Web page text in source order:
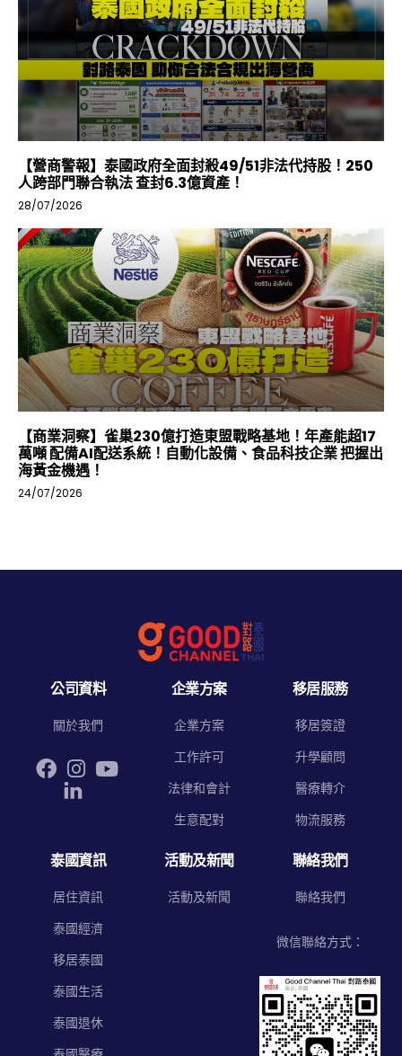
【營商警報】泰國政府全面封殺49/51非法代持股！250
人跨部門聯合執法 查封6.3億資產！
28/07/2026
【商業洞察】雀巢230億打造東盟戰略基地！年產能超17
萬噸 配備AI配送系統！自動化設備、食品科技企業 把握出
海黃金機遇！
24/07/2026
公司資料
關於我們
企業方案
企業方案
工作許可
法律和會計
生意配對
移居服務
移居簽證
升學顧問
醫療轉介
物流服務
泰國資訊
居住資訊
泰國經濟
移居泰國
泰國生活
泰國退休
活動及新聞
活動及新聞
聯絡我們
聯絡我們
微信聯絡方式：